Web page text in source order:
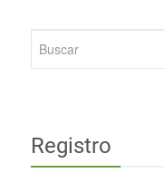
Registro